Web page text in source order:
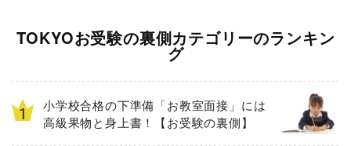
TOKYOお受験の裏側カテゴリーのランキン
グ
小学校合格の下準備「お教室面接」には
高級果物と身上書！【お受験の裏側】